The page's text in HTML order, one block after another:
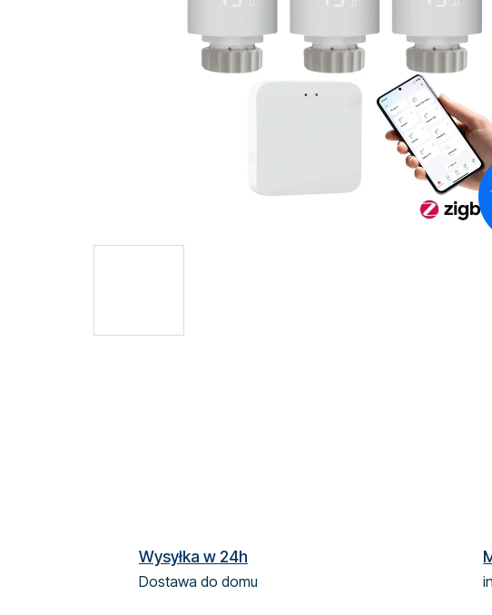
Wysyłka w 24h
Dostawa do domu